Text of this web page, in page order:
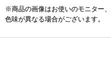
※商品の画像はお使いのモニター
色味が異なる場合がございます。